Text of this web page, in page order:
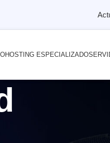
HOSTING ESPECIALIZADO